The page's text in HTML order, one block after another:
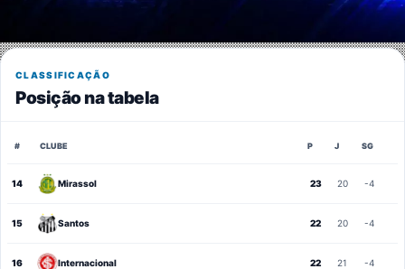
CLASSIFICAÇÃO
Posição na tabela
# CLUBE P J SG
14 Mirassol 23 20 -4
15 Santos 22 20 -4
16 Internacional 22 21 -4